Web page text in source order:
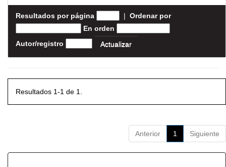
Resultados por página | Ordenar por
En orden
Autor/registro
Resultados 1-1 de 1.
Anterior 1 Siguiente